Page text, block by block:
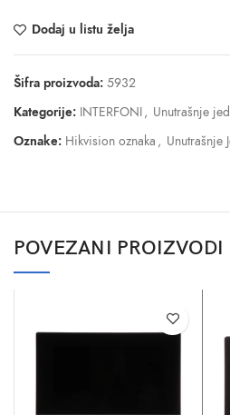
Dodaj u listu želja
Šifra proizvoda: 5932
Kategorije: INTERFONI, Unutrašnje
Oznake: Hikvision oznaka , Unutrašnje
POVEZANI PROIZVODI